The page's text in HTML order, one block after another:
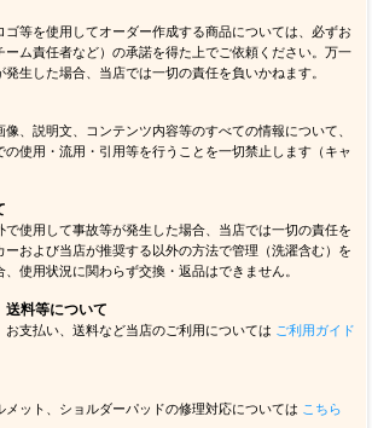
ゴ等を使用してオーダー作成する商品については、必ずお
ーム責任者など）の承諾を得た上でご依頼ください。万一
生した場合、当店では一切の責任を負いかねます。
、説明文、コンテンツ内容等のすべての情報について、
の使用・流用・引用等を行うことを一切禁止します（キャ
で使用して事故等が発生した場合、当店では一切の責任を
ーおよび当店が推奨する以外の方法で管理（洗濯含む）を
使用状況に関わらず交換・返品はできません。
送料等について
お支払い、送料など当店のご利用については ご利用ガイド
メット、ショルダーパッドの修理対応については こちら